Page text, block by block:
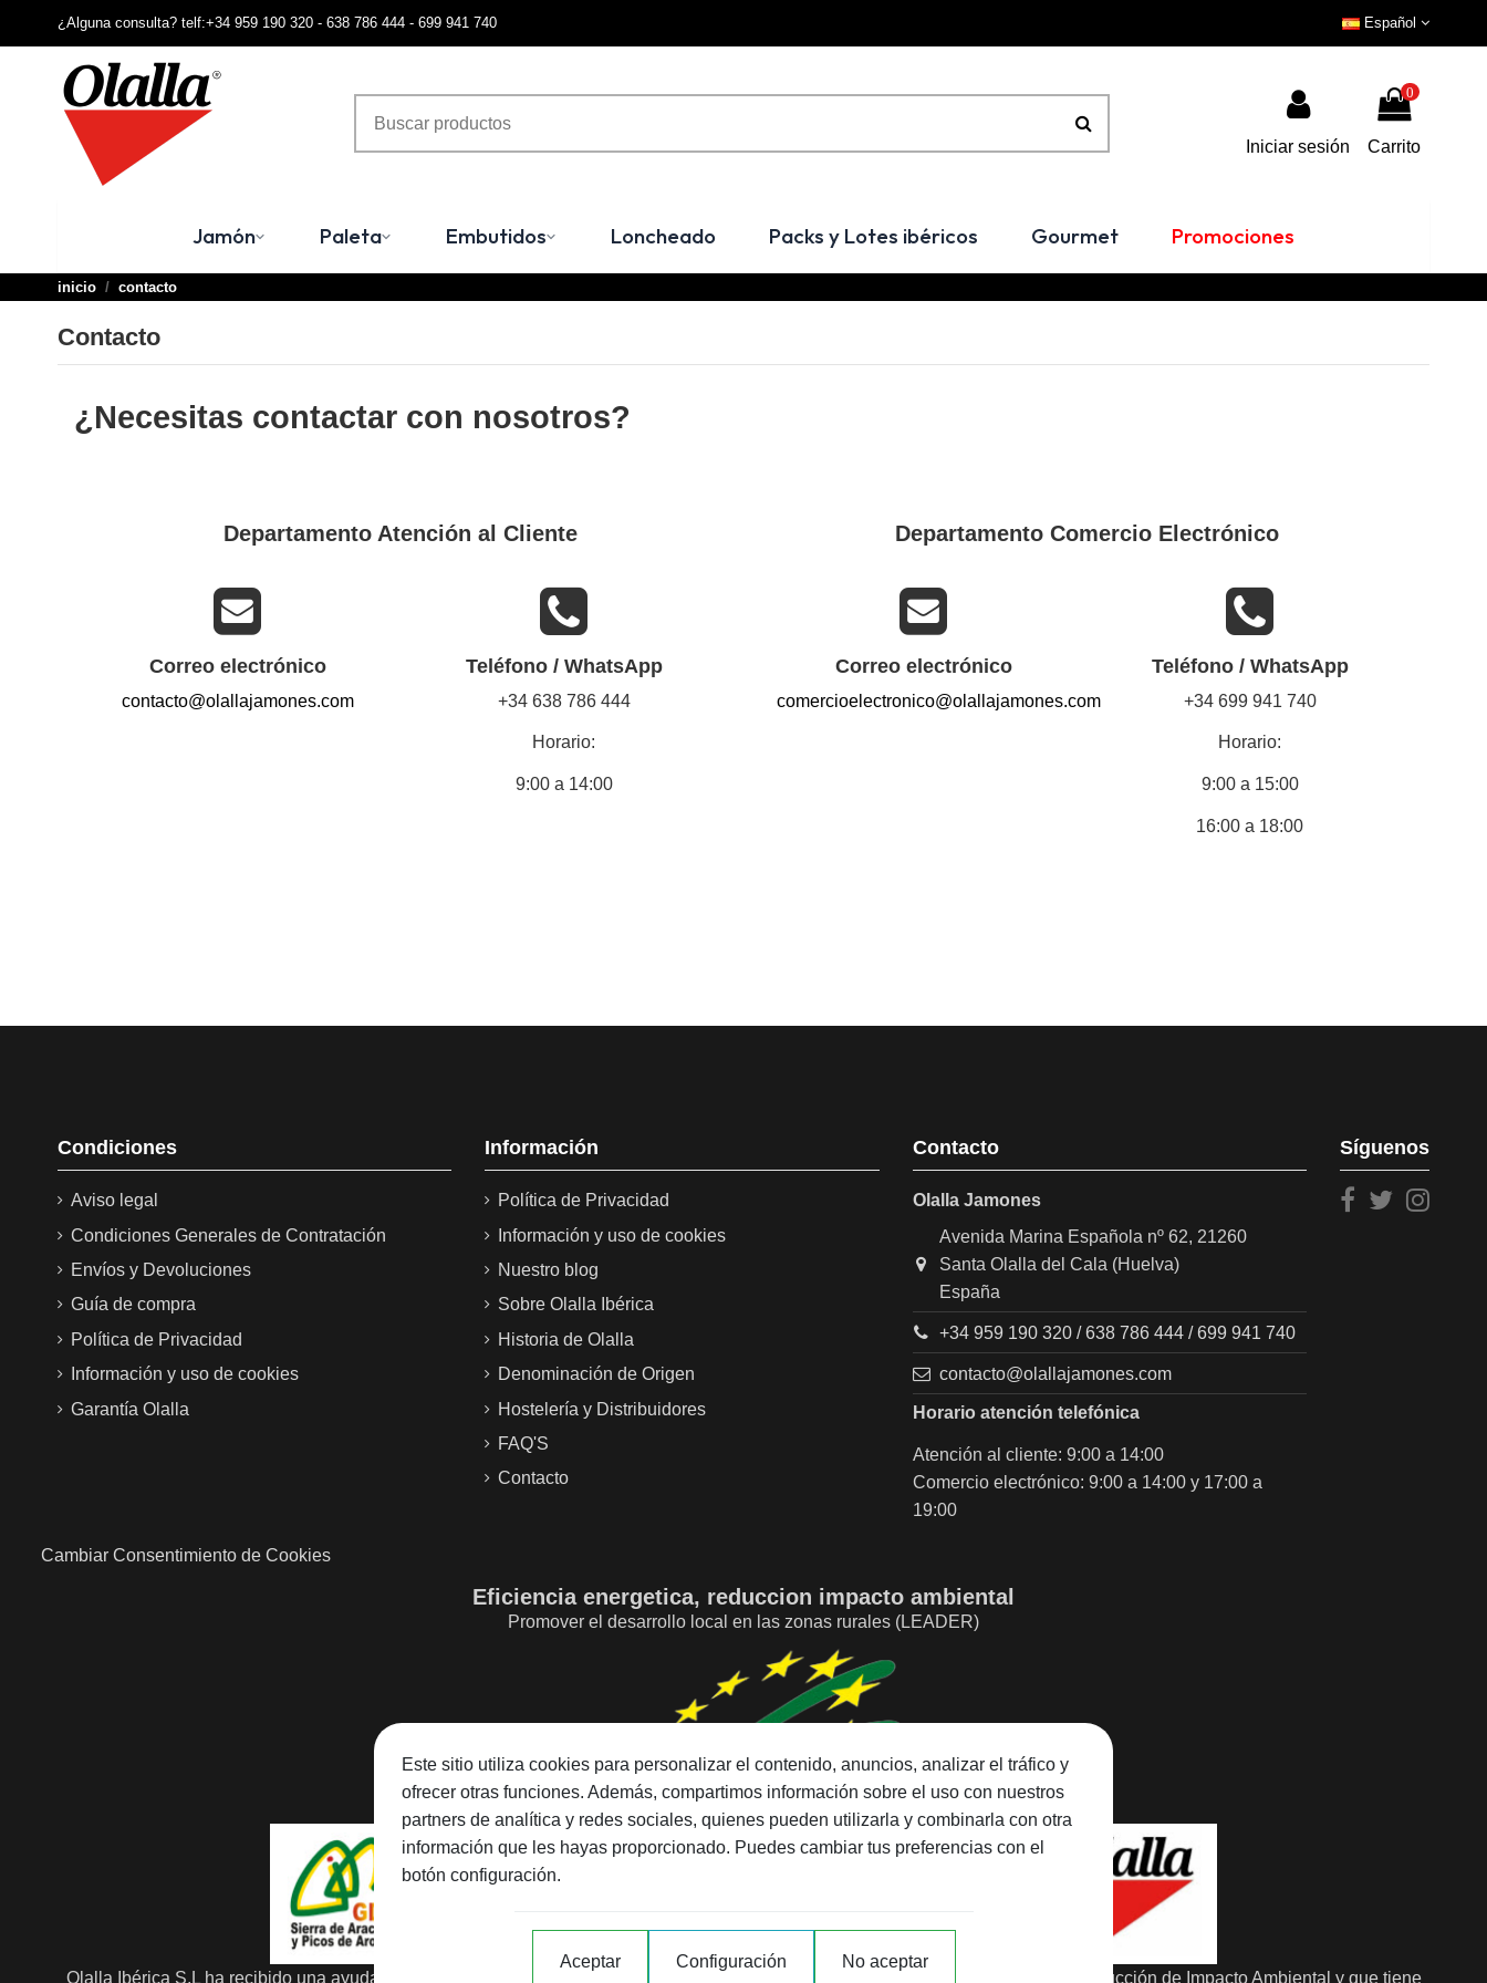
Este sitio utiliza cookies para personalizar el contenido, anuncios, analizar el tráfico y
ofrecer otras funciones. Además, compartimos información sobre el uso con nuestros
partners de analítica y redes sociales, quienes pueden utilizarla y combinarla con otra
información que les hayas proporcionado. Puedes cambiar tus preferencias con el
botón configuración.
Aceptar Configuración No aceptar
¿Alguna consulta? telf:+34 959 190 320 - 638 786 444 - 699 941 740 Español
Iniciar sesión
0
Carrito
Jamón Paleta Embutidos Loncheado Packs y Lotes ibéricos Gourmet Promociones
inicio contacto
Contacto
¿Necesitas contactar con nosotros?
Departamento Atención al Cliente
Correo electrónico
contacto@olallajamones.com
Teléfono / WhatsApp
+34 638 786 444
Horario:
9:00 a 14:00
Departamento Comercio Electrónico
Correo electrónico
comercioelectronico@olallajamones.com
Teléfono / WhatsApp
+34 699 941 740
Horario:
9:00 a 15:00
16:00 a 18:00
Condiciones
Aviso legal
Condiciones Generales de Contratación
Envíos y Devoluciones
Guía de compra
Política de Privacidad
Información y uso de cookies
Garantía Olalla
Información
Política de Privacidad
Información y uso de cookies
Nuestro blog
Sobre Olalla Ibérica
Historia de Olalla
Denominación de Origen
Hostelería y Distribuidores
FAQ'S
Contacto
Contacto
Olalla Jamones
Avenida Marina Española nº 62, 21260
Santa Olalla del Cala (Huelva)
España
+34 959 190 320 / 638 786 444 / 699 941 740
contacto@olallajamones.com
Horario atención telefónica
Atención al cliente: 9:00 a 14:00
Comercio electrónico: 9:00 a 14:00 y 17:00 a
19:00
Síguenos
Cambiar Consentimiento de Cookies
Eficiencia energetica, reduccion impacto ambiental
Promover el desarrollo local en las zonas rurales (LEADER)
Olalla Ibérica S.L ha recibido una ayuda de la Unión Europea con cargo al FEADER para el Proyecto de Eficiencia Energética y Reducción de Impacto Ambiental y que tiene